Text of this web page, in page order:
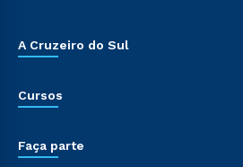
A Cruzeiro do Sul
Cursos
Faça parte